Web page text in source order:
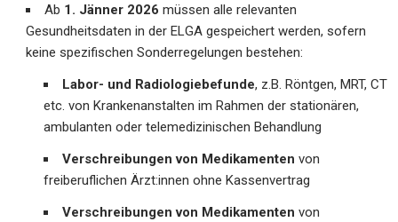
Ab 1. Jänner 2026 müssen alle relevanten
Gesundheitsdaten in der ELGA gespeichert werden, sofern
keine spezifischen Sonderregelungen bestehen:
Labor- und Radiologiebefunde, z.B. Röntgen, MRT, CT
etc. von Krankenanstalten im Rahmen der stationären,
ambulanten oder telemedizinischen Behandlung
Verschreibungen von Medikamenten von
freiberuflichen Ärzt:innen ohne Kassenvertrag
Verschreibungen von Medikamenten von